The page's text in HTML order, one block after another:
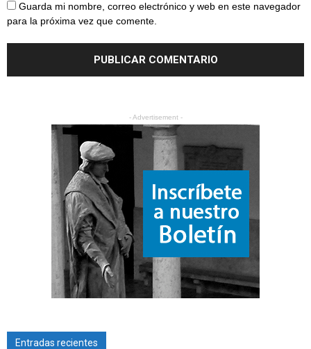
Guarda mi nombre, correo electrónico y web en este navegador
para la próxima vez que comente.
- Advertisement -
Entradas recientes